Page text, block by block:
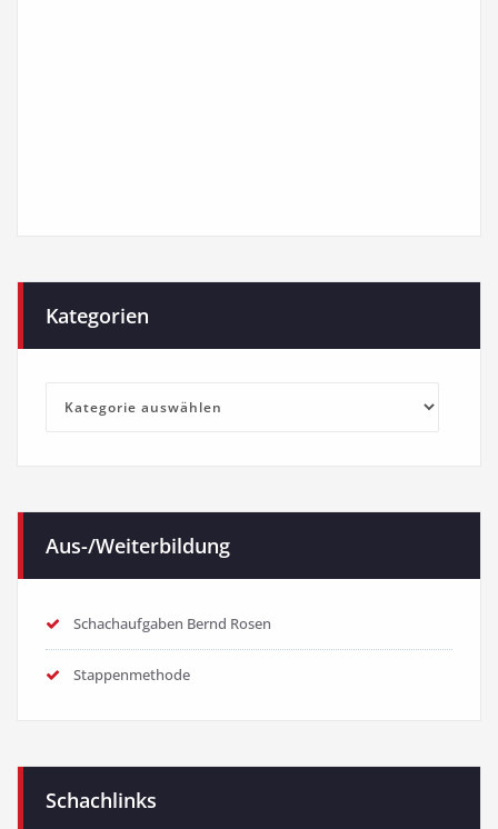
Kategorien
Kategorien
Aus-/Weiterbildung
Schachaufgaben Bernd Rosen
Stappenmethode
Schachlinks